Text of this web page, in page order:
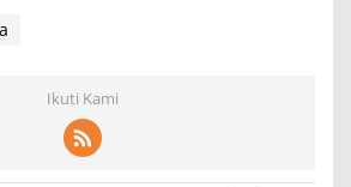
Ikuti Kami